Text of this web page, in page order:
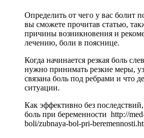
Определить от чего у вас болит
вы сможете прочитав статью,
причины возникновения и
лечению, боли в пояснице.
Когда начинается резкая боль
нужно принимать резкие меры,
связана боль под ребрами и что
ситуации.
Как эффективно без
боль при беременности http://
boli/zubnaya-bol-pri-